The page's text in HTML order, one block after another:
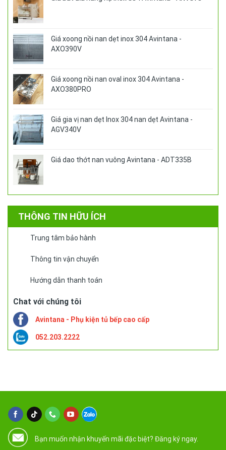
Giá xoong nồi nan dẹt inox 304 Avintana -
AXO390V
Giá xoong nồi nan oval inox 304 Avintana -
AXO380PRO
Giá gia vị nan dẹt Inox 304 nan dẹt Avintana -
AGV340V
Giá dao thớt nan vuông Avintana - ADT335B
THÔNG TIN HỮU ÍCH
Trung tâm bảo hành
Thông tin vận chuyển
Hướng dẫn thanh toán
Chat với chúng tôi
Avintana - Phụ kiện tủ bếp cao cấp
052.203.2222
Bạn muốn nhận khuyến mãi đặc biệt? Đăng ký ngay.